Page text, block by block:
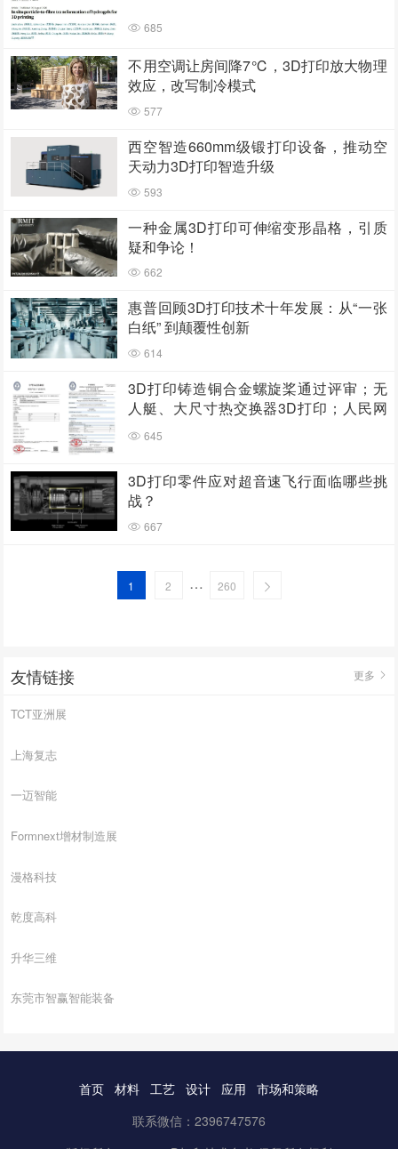
685
不用空调让房间降7℃，3D打印放大物理
效应，改写制冷模式
577
西空智造660mm级锻打印设备，推动空
天动力3D打印智造升级
593
一种金属3D打印可伸缩变形晶格，引质
疑和争论！
662
惠普回顾3D打印技术十年发展：从“一张
白纸” 到颠覆性创新
614
3D打印铸造铜合金螺旋桨通过评审；无
人艇、大尺寸热交换器3D打印；人民网
报道两家3D打印企业
645
3D打印零件应对超音速飞行面临哪些挑
战？
667
1 2 … 260
友情链接 更多
TCT亚洲展
上海复志
一迈智能
Formnext增材制造展
漫格科技
乾度高科
升华三维
东莞市智赢智能装备
首页 材料 工艺 设计 应用
市场和策略
联系微信：2396747576